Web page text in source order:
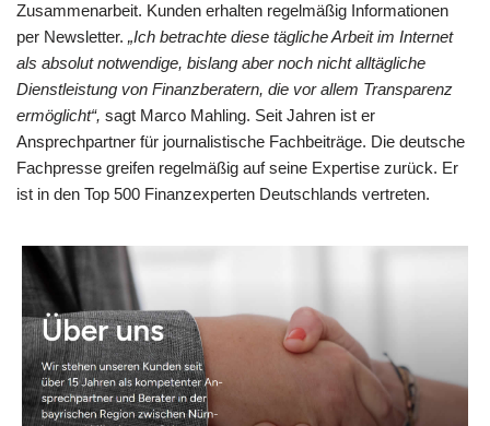
Zusammenarbeit. Kunden erhalten regelmäßig Informationen
per Newsletter. „Ich betrachte diese tägliche Arbeit im Internet
als absolut notwendige, bislang aber noch nicht alltägliche
Dienstleistung von Finanzberatern, die vor allem Transparenz
ermöglicht“, sagt Marco Mahling. Seit Jahren ist er
Ansprechpartner für journalistische Fachbeiträge. Die deutsche
Fachpresse greifen regelmäßig auf seine Expertise zurück. Er
ist in den Top 500 Finanzexperten Deutschlands vertreten.